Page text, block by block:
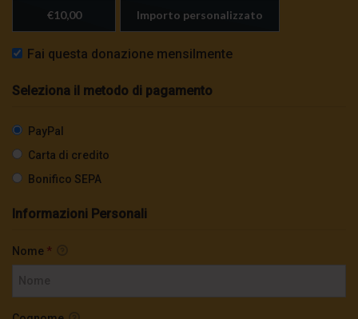
€10,00 Importo personalizzato
Fai questa donazione mensilmente
Seleziona il metodo di pagamento
PayPal
Carta di credito
Bonifico SEPA
Informazioni Personali
Nome *